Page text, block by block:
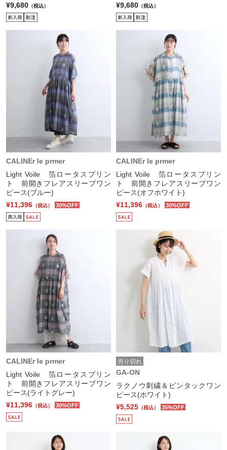
¥9,680 （税込）
¥9,680 （税込）
CALINEr le prmer
Light Voile 箔ロータスプリン
ト 前開きフレアスリーブワン
ピース(ブルー)
¥11,396 （税込） 30%OFF
CALINEr le prmer
Light Voile 箔ロータスプリン
ト 前開きフレアスリーブワン
ピース(オフホワイト)
¥11,396 （税込） 30%OFF
CALINEr le prmer
Light Voile 箔ロータスプリン
ト 前開きフレアスリーブワン
ピース(ライトグレー)
¥11,396 （税込） 30%OFF
売り切れ
GA-ON
ラクノウ刺繍＆ピンタックワン
ピース(ホワイト)
¥5,525 （税込） 35%OFF